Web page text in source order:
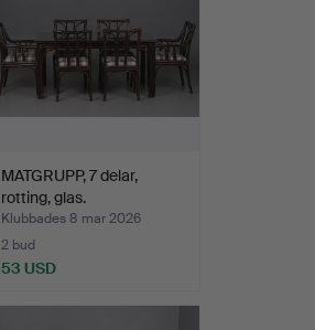
MATGRUPP, 7 delar,
rotting, glas.
Klubbades 8 mar 2026
2 bud
53 USD